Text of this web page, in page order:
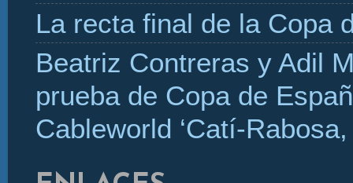
La recta final de la Copa
Beatriz Contreras y Adil
prueba de Copa de
Cableworld ‘Catí-